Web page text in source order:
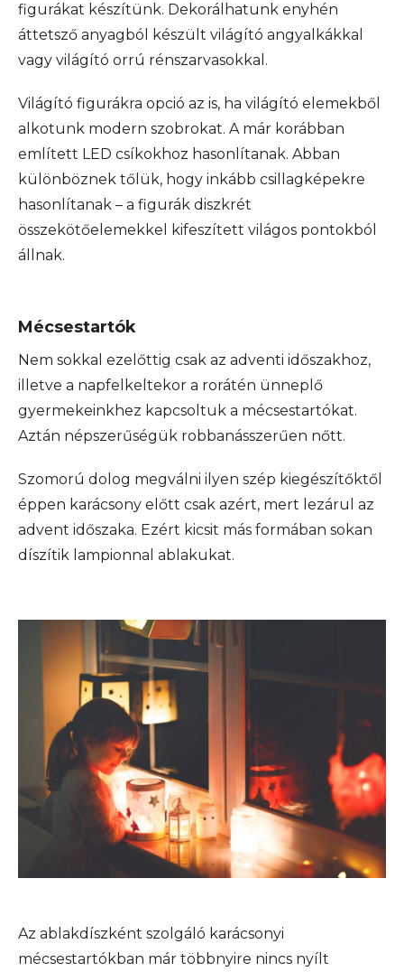
figurákat készítünk. Dekorálhatunk enyhén
áttetsző anyagból készült világító angyalkákkal
vagy világító orrú rénszarvasokkal.
Világító figurákra opció az is, ha világító elemekből
alkotunk modern szobrokat. A már korábban
említett LED csíkokhoz hasonlítanak. Abban
különböznek tőlük, hogy inkább csillagképekre
hasonlítanak – a figurák diszkrét
összekötőelemekkel kifeszített világos pontokból
állnak.
Mécsestartók
Nem sokkal ezelőttig csak az adventi időszakhoz,
illetve a napfelkeltekor a rorátén ünneplő
gyermekeinkhez kapcsoltuk a mécsestartókat.
Aztán népszerűségük robbanásszerűen nőtt.
Szomorú dolog megválni ilyen szép kiegészítőktől
éppen karácsony előtt csak azért, mert lezárul az
advent időszaka. Ezért kicsit más formában sokan
díszítik lampionnal ablakukat.
Az ablakdíszként szolgáló karácsonyi
mécsestartókban már többnyire nincs nyílt